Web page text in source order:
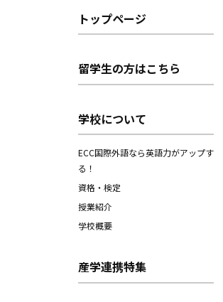
トップページ
留学生の方はこちら
学校について
ECC国際外語なら英語力がアップす
る！
資格・検定
授業紹介
学校概要
産学連携特集